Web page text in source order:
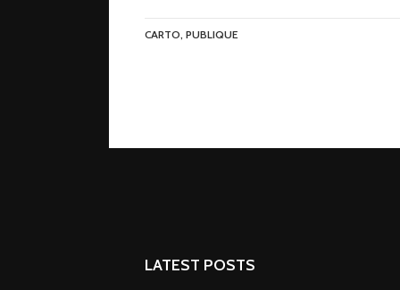
CARTO, PUBLIQUE
LATEST POSTS